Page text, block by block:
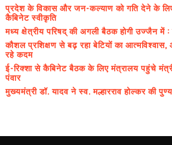
प्रदेश के विकास और जन-कल्याण को गति देने के
कैबिनेट स्वीकृति
मध्य क्षेत्रीय परिषद् की अगली बैठक होगी उज्जैन में
कौशल प्रशिक्षण से बढ़ रहा बेटियों का
रहे कदम
ई-रिक्शा से कैबिनेट बैठक के लिए मंत्रालय पहुंचे
पंवार
मुख्यमंत्री डॉ. यादव ने स्व. मल्हारराव होल्कर की